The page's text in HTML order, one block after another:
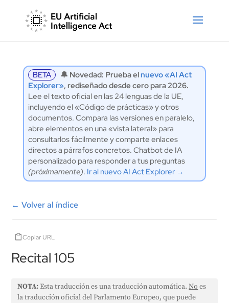
BETA 🔔 Novedad: Prueba elnuevo «AI Act
Explorer», rediseñado desde cero para 2026.
Lee el texto oficial en las 24 lenguas de la UE,
incluyendo el «Código de prácticas» y otros
documentos. Compara las versiones en paralelo,
abre elementos en una «vista lateral» para
consultarlos fácilmente y comparte enlaces
directos a párrafos concretos. Chatbot de IA
personalizado para responder a tus preguntas
(próximamente). Ir al nuevo AI Act Explorer →
←Volver al índice
Copiar URL
Recital 105
NOTA:Esta traducción es una traducción automática.No es
la traducción oficial del Parlamento Europeo, que puede